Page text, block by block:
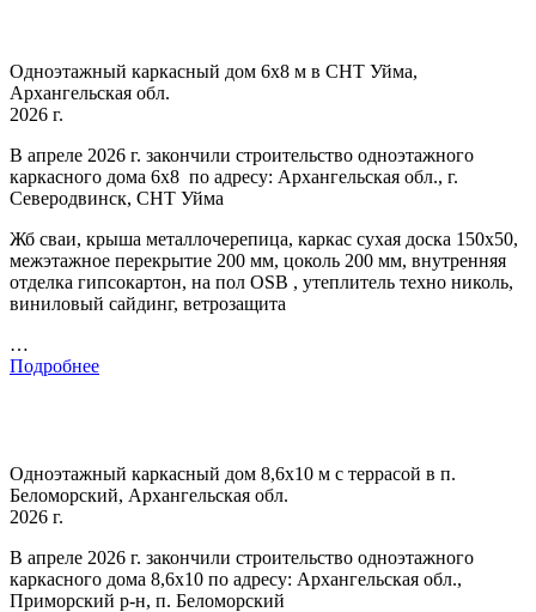
Одноэтажный каркасный дом 6х8 м в СНТ Уйма,
Архангельская обл.
2026 г.
В апреле 2026 г. закончили строительство одноэтажного
каркасного дома 6х8 по адресу: Архангельская обл., г.
Северодвинск, СНТ Уйма
Жб сваи, крыша металлочерепица, каркас сухая доска 150х50,
межэтажное перекрытие 200 мм, цоколь 200 мм, внутренняя
отделка гипсокартон, на пол OSB , утеплитель техно николь,
виниловый сайдинг, ветрозащита
…
Подробнее
Одноэтажный каркасный дом 8,6х10 м с террасой в п.
Беломорский, Архангельская обл.
2026 г.
В апреле 2026 г. закончили строительство одноэтажного
каркасного дома 8,6х10 по адресу: Архангельская обл.,
Приморский р-н, п. Беломорский